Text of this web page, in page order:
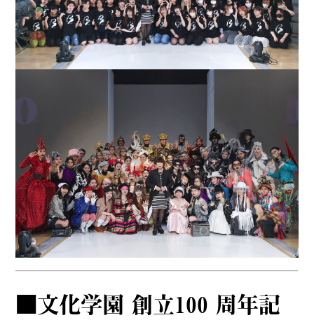
■文化学園 創立100 周年記